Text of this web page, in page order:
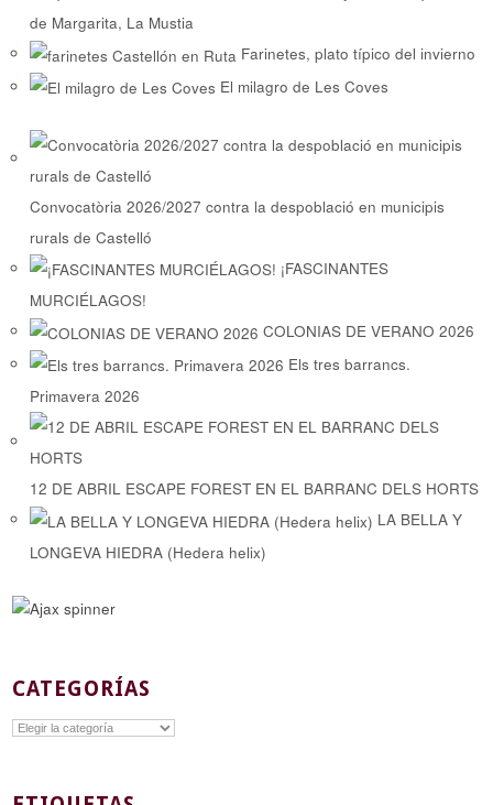
de Margarita, La Mustia
Farinetes, plato típico del invierno
El milagro de Les Coves
Convocatòria 2026/2027 contra la despoblació en municipis
rurals de Castelló
¡FASCINANTES
MURCIÉLAGOS!
COLONIAS DE VERANO 2026
Els tres barrancs.
Primavera 2026
12 DE ABRIL ESCAPE FOREST EN EL BARRANC DELS HORTS
LA BELLA Y
LONGEVA HIEDRA (Hedera helix)
CATEGORÍAS
Categorías